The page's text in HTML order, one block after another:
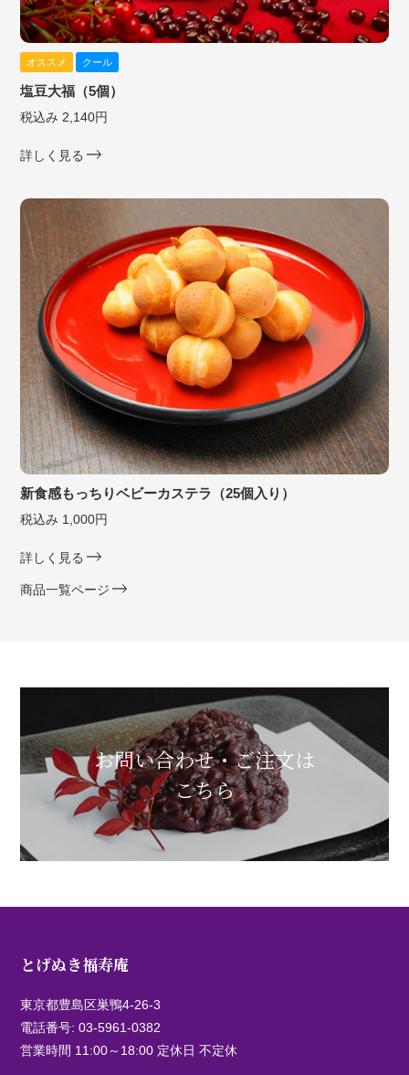
オススメ クール
塩豆大福（5個）
税込み 2,140円
詳しく見る
新食感もっちりベビーカステラ（25個入り）
税込み 1,000円
詳しく見る
商品一覧ページ
お問い合わせ・ご注文は
こちら
とげぬき福寿庵
東京都豊島区巣鴨4-26-3
電話番号:03-5961-0382
営業時間 11:00～18:00 定休日 不定休